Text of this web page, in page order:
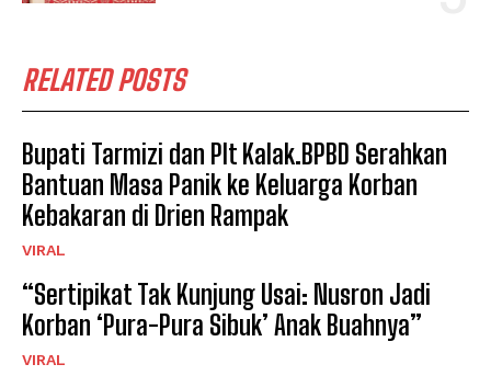
RELATED POSTS
Bupati Tarmizi dan Plt Kalak.BPBD Serahkan
Bantuan Masa Panik ke Keluarga Korban
Kebakaran di Drien Rampak
VIRAL
“Sertipikat Tak Kunjung Usai: Nusron Jadi
Korban ‘Pura-Pura Sibuk’ Anak Buahnya”
VIRAL